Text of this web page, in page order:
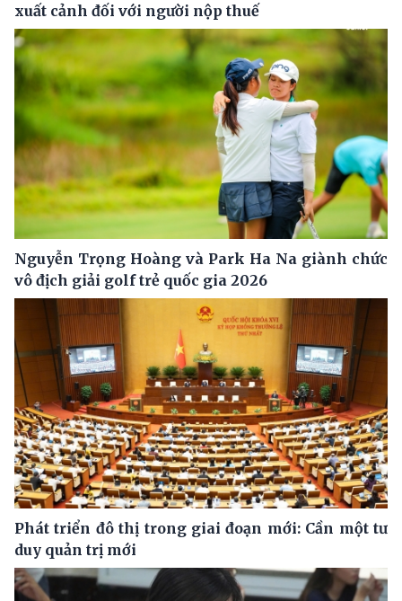
xuất cảnh đối với người nộp thuế
Nguyễn Trọng Hoàng và Park Ha Na giành chức
vô địch giải golf trẻ quốc gia 2026
Phát triển đô thị trong giai đoạn mới: Cần một tư
duy quản trị mới